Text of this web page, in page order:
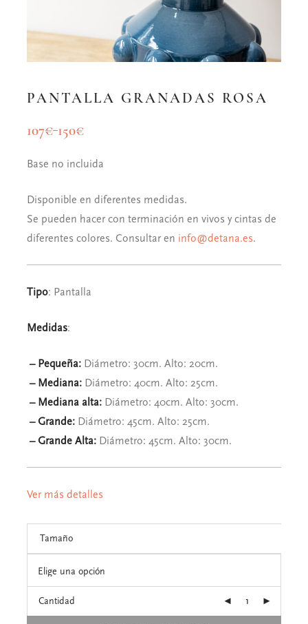
PANTALLA GRANADAS ROSA
107€–150€
Base no incluida
Disponible en diferentes medidas.
Se pueden hacer con terminación en vivos y cintas de
diferentes colores. Consultar en info@detana.es.
Tipo: Pantalla
Medidas:
– Pequeña:Diámetro: 30cm. Alto: 20cm.
– Mediana:Diámetro: 40cm. Alto: 25cm.
– Mediana alta:Diámetro: 40cm. Alto: 30cm.
– Grande:Diámetro: 45cm. Alto: 25cm.
– Grande Alta:Diámetro: 45cm. Alto: 30cm.
Ver más detalles
Tamaño
Cantidad